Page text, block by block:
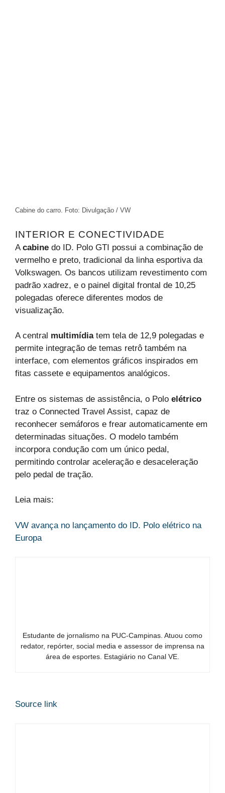
Cabine do carro. Foto: Divulgação / VW
INTERIOR E CONECTIVIDADE
A cabine do ID. Polo GTI possui a combinação de
vermelho e preto, tradicional da linha esportiva da
Volkswagen. Os bancos utilizam revestimento com
padrão xadrez, e o painel digital frontal de 10,25
polegadas oferece diferentes modos de
visualização.
A central multimídiatem tela de 12,9 polegadas e
permite integração de temas retrô também na
interface, com elementos gráficos inspirados em
fitas cassete e equipamentos analógicos.
Entre os sistemas de assistência, o Polo elétrico
traz o Connected Travel Assist, capaz de
reconhecer semáforos e frear automaticamente em
determinadas situações. O modelo também
incorpora condução com um único pedal,
permitindo controlar aceleração e desaceleração
pelo pedal de tração.
Leia mais:
VW avança no lançamento do ID. Polo elétrico na
Europa
Estudante de jornalismo na PUC-Campinas. Atuou como
redator, repórter, social media e assessor de imprensa na
área de esportes. Estagiário no Canal VE.
Source link